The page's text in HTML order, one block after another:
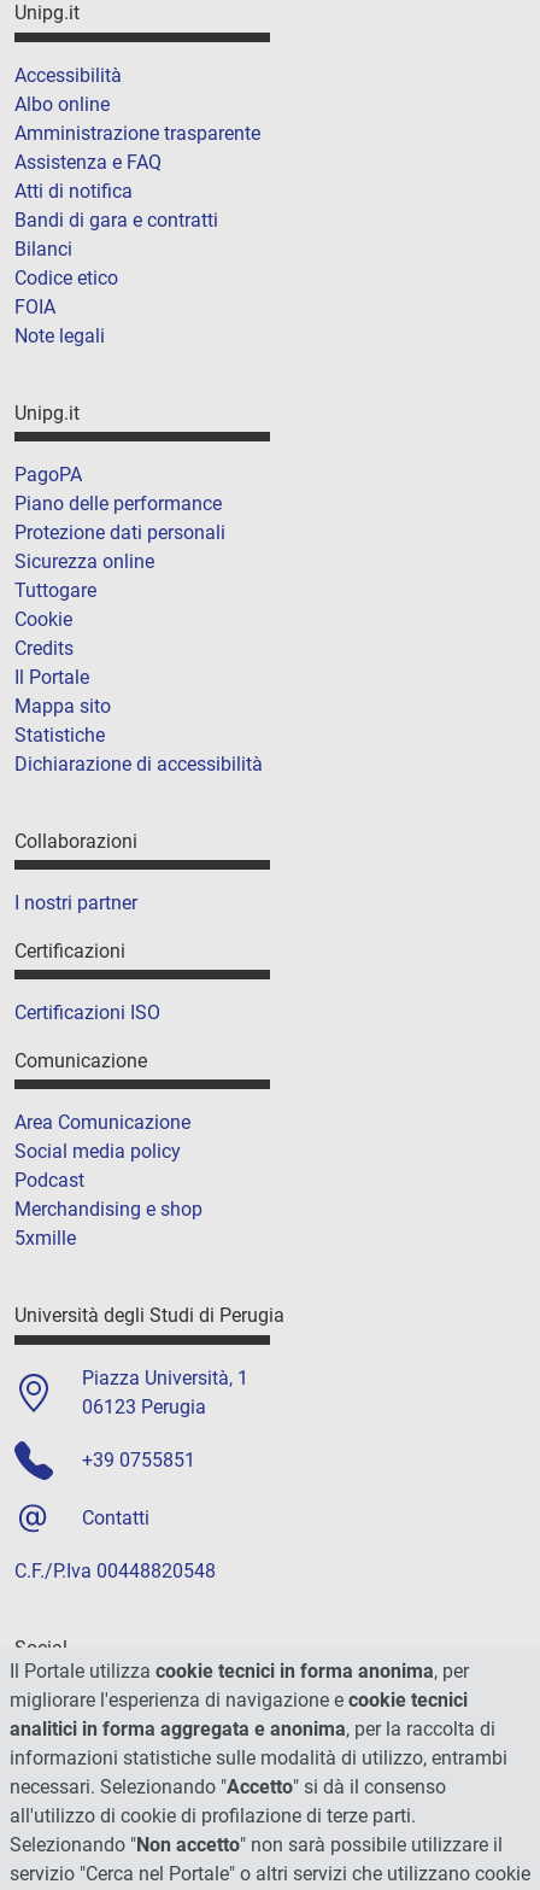
Unipg.it
Accessibilità
Albo online
Amministrazione trasparente
Assistenza e FAQ
Atti di notifica
Bandi di gara e contratti
Bilanci
Codice etico
FOIA
Note legali
Unipg.it
PagoPA
Piano delle performance
Protezione dati personali
Sicurezza online
Tuttogare
Cookie
Credits
Il Portale
Mappa sito
Statistiche
Dichiarazione di accessibilità
Collaborazioni
I nostri partner
Certificazioni
Certificazioni ISO
Comunicazione
Area Comunicazione
Social media policy
Podcast
Merchandising e shop
5xmille
Università degli Studi di Perugia
Piazza Università, 1
06123 Perugia
+39 0755851
Contatti
C.F./P.Iva 00448820548
Social
Il Portale utilizza cookie tecnici in forma anonima, per
migliorare l'esperienza di navigazione e cookie tecnici
analitici in forma aggregata e anonima, per la raccolta di
informazioni statistiche sulle modalità di utilizzo, entrambi
necessari. Selezionando "Accetto" si dà il consenso
all'utilizzo di cookie di profilazione di terze parti.
Selezionando "Non accetto" non sarà possibile utilizzare il
servizio "Cerca nel Portale" o altri servizi che utilizzano cookie